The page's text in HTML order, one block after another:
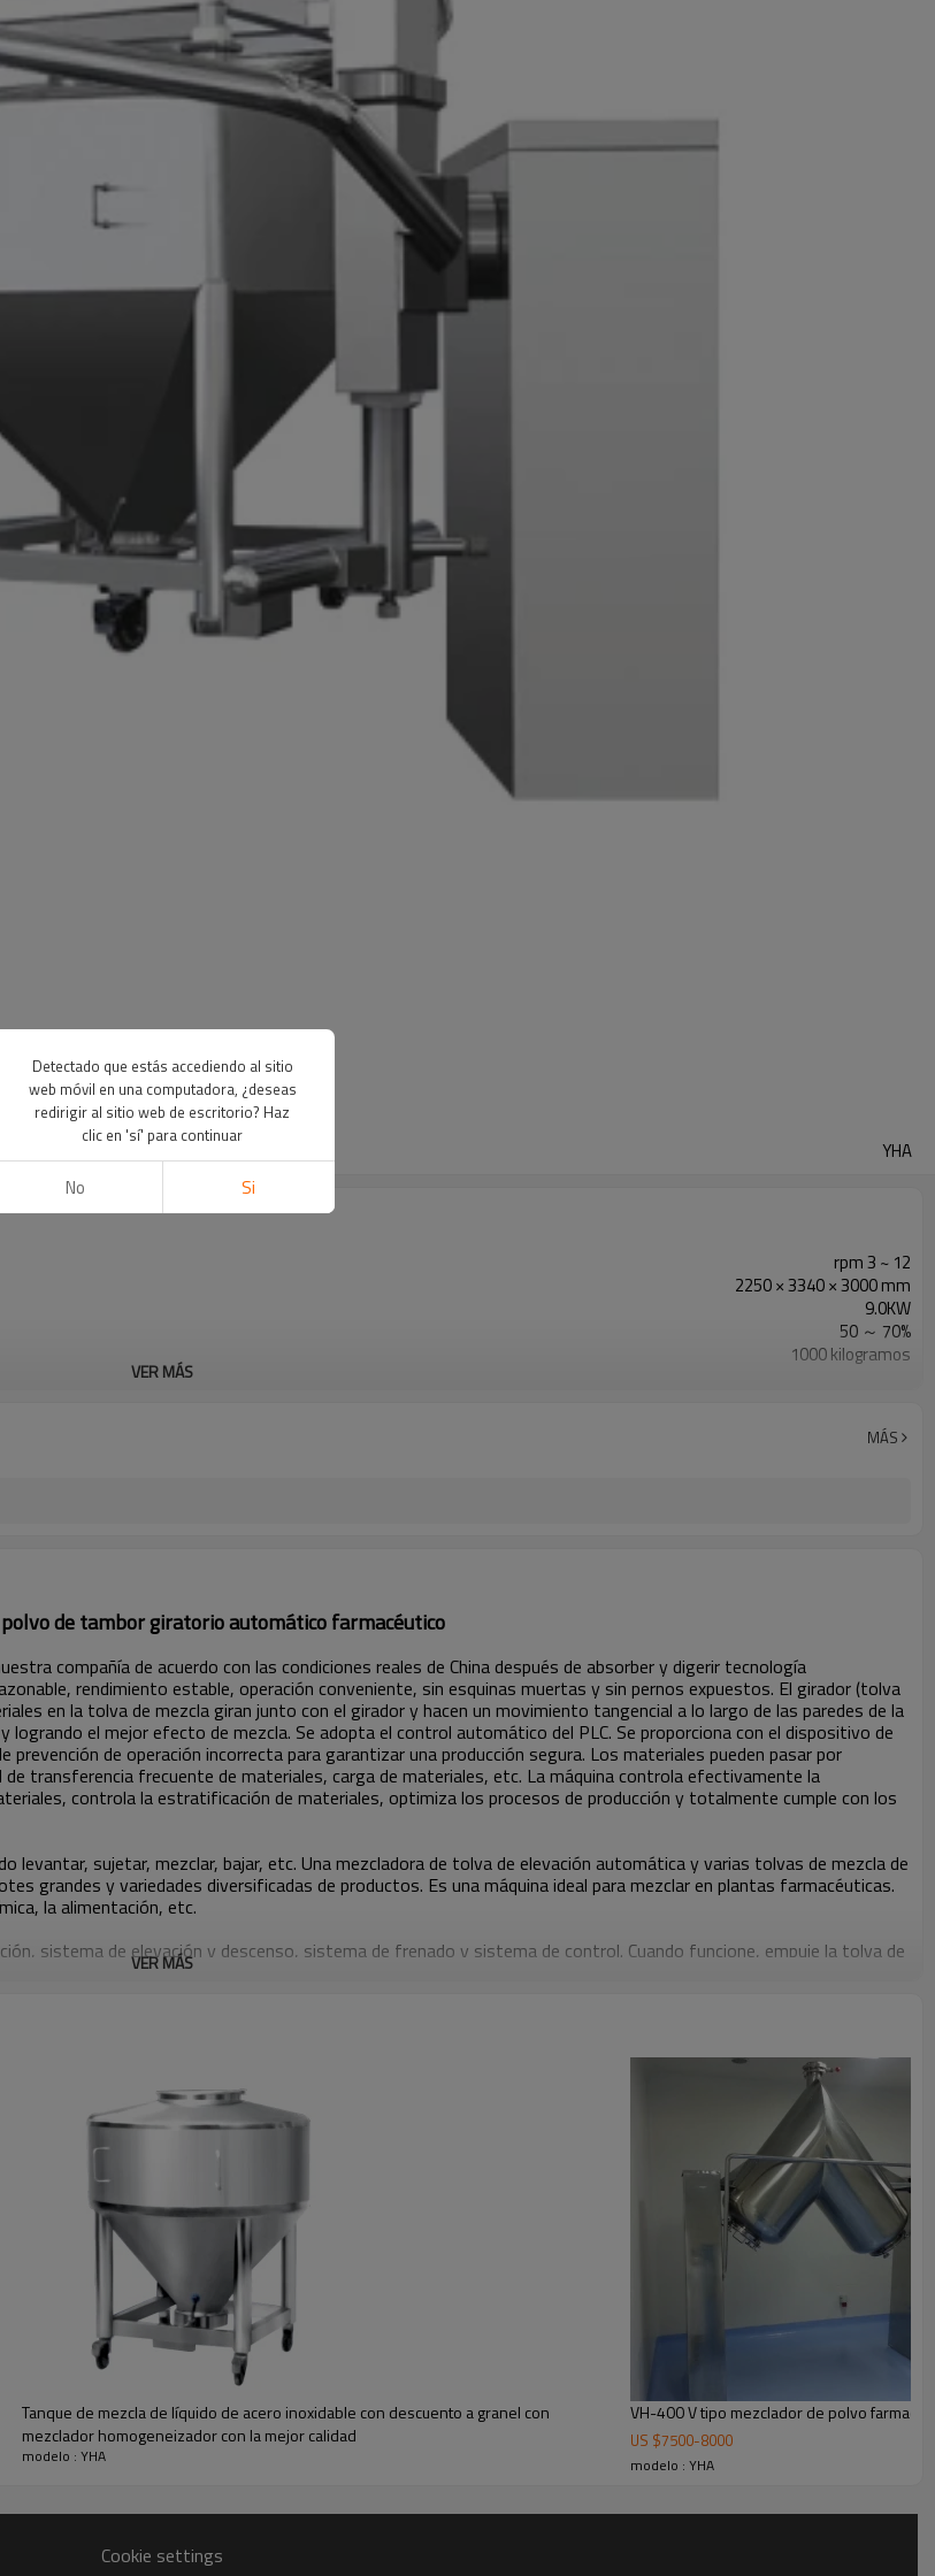
YHA
rpm 3 ~ 12
2250 × 3340 × 3000 mm
9.0KW
50 ～ 70%
1000 kilogramos
VER MÁS
MÁS
de tambor giratorio automático farmacéutico
compañía de acuerdo con las condiciones reales de China después de absorber y digerir tecnología
rendimiento estable, operación conveniente, sin esquinas muertas y sin pernos expuestos. El girador (tolva
en la tolva de mezcla giran junto con el girador y hacen un movimiento tangencial a lo largo de las paredes de la
el mejor efecto de mezcla. Se adopta el control automático del PLC. Se proporciona con el dispositivo de
de operación incorrecta para garantizar una producción segura. Los materiales pueden pasar por
transferencia frecuente de materiales, carga de materiales, etc. La máquina controla efectivamente la
controla la estratificación de materiales, optimiza los procesos de producción y totalmente cumple con los
levantar, sujetar, mezclar, bajar, etc. Una mezcladora de tolva de elevación automática y varias tolvas de mezcla de
grandes y variedades diversificadas de productos. Es una máquina ideal para mezclar en plantas farmacéuticas.
la alimentación, etc.
sistema de elevación y descenso, sistema de frenado y sistema de control. Cuando funcione, empuje la tolva de
el código de programa del grupo de parámetros establecido. Presione el botón "confirmar" en la pantalla
y la velocidad de rotación. Después de alcanzar los parámetros establecidos, el girador se detendrá
y la mezcla finaliza. Luego ingrese al programa de operación manual, presione el botón "inferior", la tolva de
y se imprimirán los datos del proceso. Luego, la tolva de mezcla se empuja hacia afuera y se transfiere al
de bebidas, alimentos, lácteos, farmacéutica, química y de procesos utilizados como tanque mezclador,
limpiar según los estándares sanitarios.
VER MÁS
Tanque de mezcla de líquido de acero inoxidable con descuento a granel con
mezclador homogeneizador con la mejor calidad
modelo : YHA
VH-400 V tipo mezclador de polvo
US $7500-8000
modelo : YHA
Cookie settings
Detectado que estás accediendo al sitio
web móvil en una computadora, ¿deseas
redirigir al sitio web de escritorio? Haz
clic en 'sí' para continuar
No Si